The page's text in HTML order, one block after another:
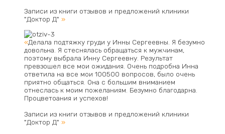
Записи из книги отзывов и предложений клиники
"Доктор Д" »
«Делала подтяжку груди у Инны Сергеевны. Я безумно
довольна. Я стеснялась обращаться к мужчинам,
поэтому выбрала Инну Сергеевну. Результат
превзошел все мои ожидания. Очень подробна Инна
ответила на все мои 100500 вопросов, было очень
приятно общаться. Она с большим вниманием
отнеслась к моим пожеланиям. Безумно благодарна.
Процветоания и успехов!
Записи из книги отзывов и предложений клиники
"Доктор Д" »